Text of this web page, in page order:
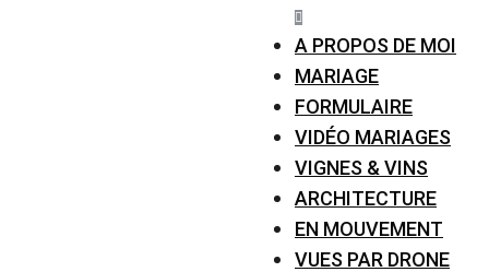
A PROPOS DE MOI
MARIAGE
FORMULAIRE
VIDÉO MARIAGES
VIGNES & VINS
ARCHITECTURE
EN MOUVEMENT
VUES PAR DRONE